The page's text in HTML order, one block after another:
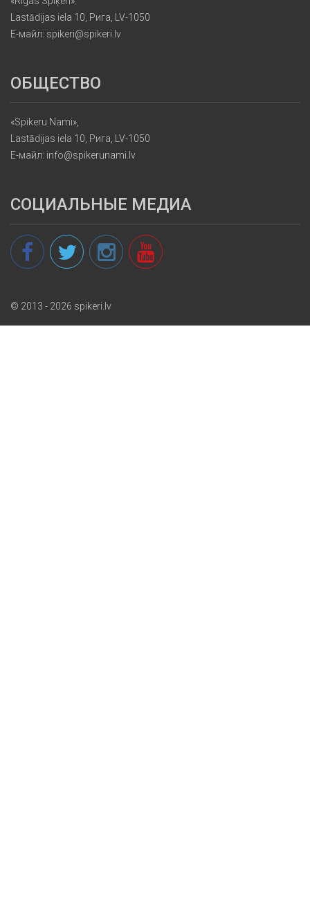
Lastādijas iela 10, Рига, LV-1050
Е-майл: spikeri@spikeri.lv
ОБЩЕСТВО
«Spikeru Nami»,
Lastādijas iela 10, Рига, LV-1050
Е-майл: info@spikerunami.lv
СОЦИАЛЬНЫЕ МЕДИА
© 2013 - 2026 spikeri.lv